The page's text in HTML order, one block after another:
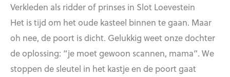
Verkleden als ridder of prinses in Slot Loevestein
Het is tijd om het oude kasteel binnen te gaan. Maar
oh nee, de poort is dicht. Gelukkig weet onze dochter
de oplossing: “je moet gewoon scannen, mama”. We
stoppen de sleutel in het kastje en de poort gaat